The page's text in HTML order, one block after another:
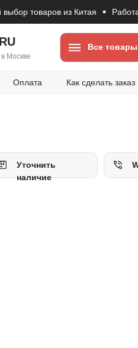
товаров из Китая Работаем
Москве
Все товары
Оплата Как сделать заказ
Уточнить
наличие